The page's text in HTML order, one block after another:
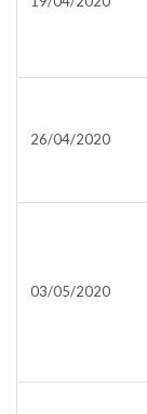
26/04/2020
03/05/2020